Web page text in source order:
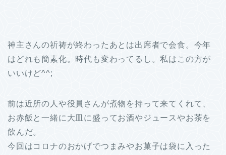
神主さんの祈祷が終わったあとは出席者で会食。今年
はどれも簡素化。時代も変わってるし。私はこの方が
いいけど^^;
前は近所の人や役員さんが煮物を持って来てくれて、
お赤飯と一緒に大皿に盛ってお酒やジュースやお茶を
飲んだ。
今回はコロナのおかげでつまみやお菓子は袋に入った